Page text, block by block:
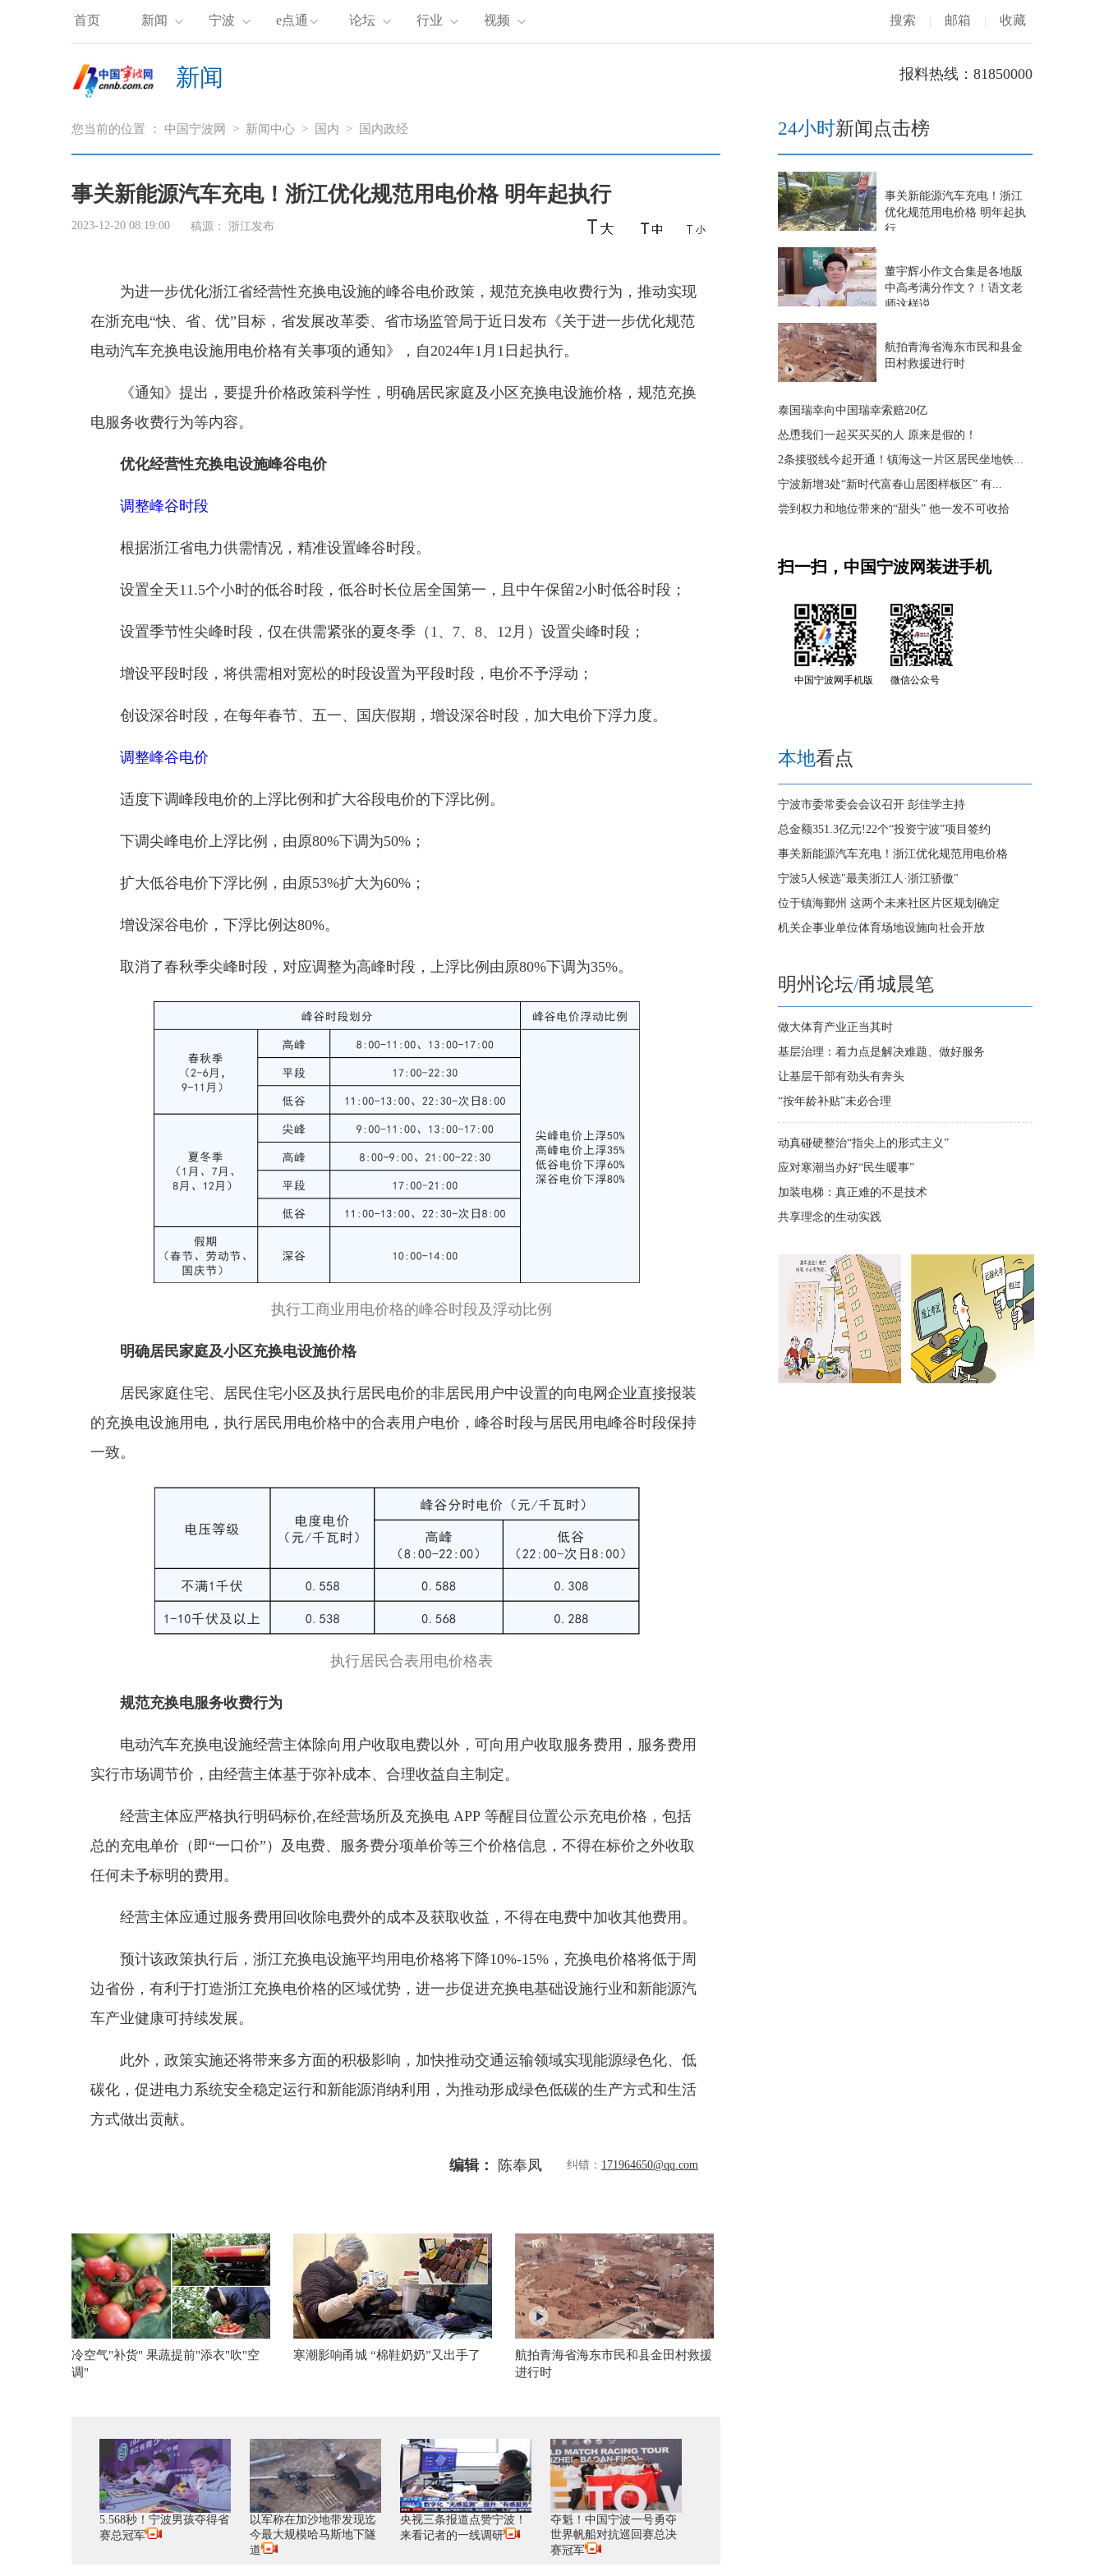
首页 新闻 宁波 e点通 论坛 行业 视频 搜索 | 邮箱 | 收藏
新闻 报料热线：81850000
您当前的位置 ： 中国宁波网 > 新闻中心 > 国内 > 国内政经
事关新能源汽车充电！浙江优化规范用电价格 明年起执行
2023-12-20 08:19:00 稿源： 浙江发布
为进一步优化浙江省经营性充换电设施的峰谷电价政策，规范充换电收费行为，推动实现
在浙充电“快、省、优”目标，省发展改革委、省市场监管局于近日发布《关于进一步优化规范
电动汽车充换电设施用电价格有关事项的通知》，自2024年1月1日起执行。
《通知》提出，要提升价格政策科学性，明确居民家庭及小区充换电设施价格，规范充换
电服务收费行为等内容。
优化经营性充换电设施峰谷电价
调整峰谷时段
根据浙江省电力供需情况，精准设置峰谷时段。
设置全天11.5个小时的低谷时段，低谷时长位居全国第一，且中午保留2小时低谷时段；
设置季节性尖峰时段，仅在供需紧张的夏冬季（1、7、8、12月）设置尖峰时段；
增设平段时段，将供需相对宽松的时段设置为平段时段，电价不予浮动；
创设深谷时段，在每年春节、五一、国庆假期，增设深谷时段，加大电价下浮力度。
调整峰谷电价
适度下调峰段电价的上浮比例和扩大谷段电价的下浮比例。
下调尖峰电价上浮比例，由原80%下调为50%；
扩大低谷电价下浮比例，由原53%扩大为60%；
增设深谷电价，下浮比例达80%。
取消了春秋季尖峰时段，对应调整为高峰时段，上浮比例由原80%下调为35%。
执行工商业用电价格的峰谷时段及浮动比例
明确居民家庭及小区充换电设施价格
居民家庭住宅、居民住宅小区及执行居民电价的非居民用户中设置的向电网企业直接报装
的充换电设施用电，执行居民用电价格中的合表用户电价，峰谷时段与居民用电峰谷时段保持
一致。
执行居民合表用电价格表
规范充换电服务收费行为
电动汽车充换电设施经营主体除向用户收取电费以外，可向用户收取服务费用，服务费用
实行市场调节价，由经营主体基于弥补成本、合理收益自主制定。
经营主体应严格执行明码标价,在经营场所及充换电 APP 等醒目位置公示充电价格，包括
总的充电单价（即“一口价”）及电费、服务费分项单价等三个价格信息，不得在标价之外收取
任何未予标明的费用。
经营主体应通过服务费用回收除电费外的成本及获取收益，不得在电费中加收其他费用。
预计该政策执行后， 浙江充换电设施平均用电价格将下降10%-15% ，充换电价格将低于周
边省份，有利于打造浙江充换电价格的区域优势，进一步促进充换电基础设施行业和新能源汽
车产业健康可持续发展。
此外，政策实施还将带来多方面的积极影响，加快推动交通运输领域实现能源绿色化、低
碳化，促进电力系统安全稳定运行和新能源消纳利用，为推动形成绿色低碳的生产方式和生活
方式做出贡献。
编辑： 陈奉凤 纠错： 171964650@qq.com
冷空气"补货" 果蔬提前"添衣"吹"空
调"
寒潮影响甬城 “棉鞋奶奶”又出手了
航拍青海省海东市民和县金田村救援
进行时
5.568秒！宁波男孩夺得省
赛总冠军
以军称在加沙地带发现迄
今最大规模哈马斯地下隧
道
央视三条报道点赞宁波！
来看记者的一线调研
夺魁！中国宁波一号勇夺
世界帆船对抗巡回赛总决
赛冠军
24小时新闻点击榜
事关新能源汽车充电！浙江
优化规范用电价格 明年起执
行
董宇辉小作文合集是各地版
中高考满分作文？！语文老
师这样说
航拍青海省海东市民和县金
田村救援进行时
泰国瑞幸向中国瑞幸索赔20亿
怂恿我们一起买买买的人 原来是假的！
2条接驳线今起开通！镇海这一片区居民坐地铁...
宁波新增3处“新时代富春山居图样板区” 有...
尝到权力和地位带来的“甜头” 他一发不可收拾
扫一扫，中国宁波网装进手机
中国宁波网手机版 微信公众号
本地看点
宁波市委常委会会议召开 彭佳学主持
总金额351.3亿元!22个“投资宁波”项目签约
事关新能源汽车充电！浙江优化规范用电价格
宁波5人候选"最美浙江人·浙江骄傲"
位于镇海鄞州 这两个未来社区片区规划确定
机关企事业单位体育场地设施向社会开放
明州论坛/甬城晨笔
做大体育产业正当其时
基层治理：着力点是解决难题、做好服务
让基层干部有劲头有奔头
“按年龄补贴”未必合理
动真碰硬整治“指尖上的形式主义”
应对寒潮当办好“民生暖事”
加装电梯：真正难的不是技术
共享理念的生动实践